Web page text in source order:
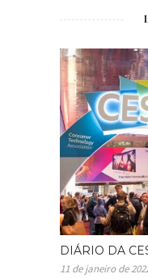
DIÁRIO DA
11 de janeiro de